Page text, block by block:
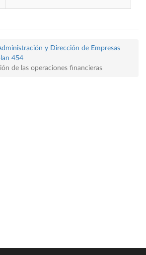
y Dirección de Empresas
454
de las operaciones financieras